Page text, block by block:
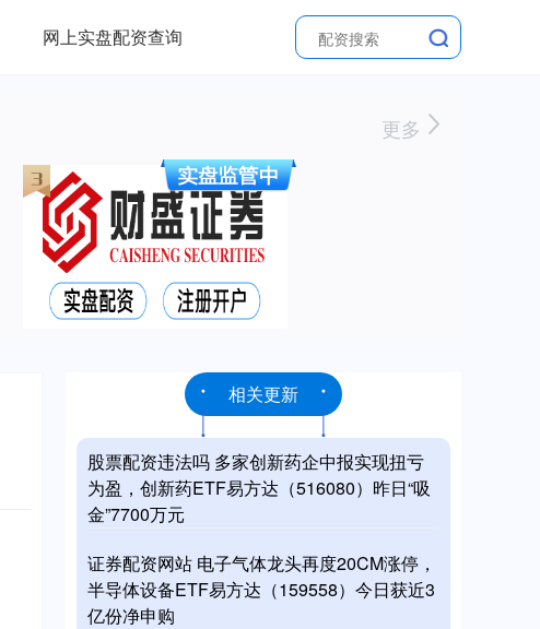
网上实盘配资查询
更多
相关更新
股票配资违法吗 多家创新药企中报实现扭亏
为盈，创新药ETF易方达（516080）昨日“吸
金”7700万元
证券配资网站 电子气体龙头再度20CM涨停，
半导体设备ETF易方达（159558）今日获近3
亿份净申购